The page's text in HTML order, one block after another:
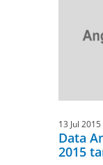
13 Jul 2015
Data
2015